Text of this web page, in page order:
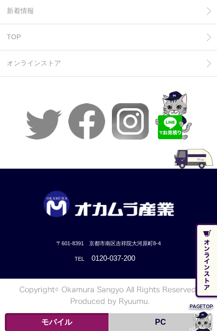
新着情報
TOP
オンラインストア
〒601-8391 京都市南区吉祥院大河原町8-4
TEL 0120-037-200
モバイル PC